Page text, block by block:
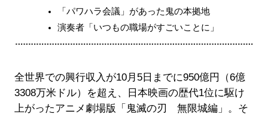
「パワハラ会議」があった鬼の本拠地
演奏者「いつもの職場がすごいことに」
全世界での興行収入が10月5日までに950億円（6億
3308万米ドル）を超え、日本映画の歴代1位に駆け
上がったアニメ劇場版「鬼滅の刃 無限城編」。そ